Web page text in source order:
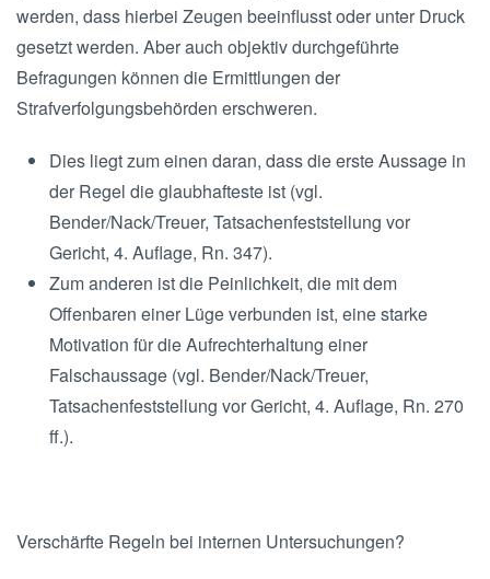
werden, dass hierbei Zeugen beeinflusst oder unter Druck
gesetzt werden. Aber auch objektiv durchgeführte
Befragungen können die Ermittlungen der
Strafverfolgungsbehörden erschweren.
Dies liegt zum einen daran, dass die erste Aussage in
der Regel die glaubhafteste ist (vgl.
Bender/Nack/Treuer, Tatsachenfeststellung vor
Gericht, 4. Auflage, Rn. 347).
Zum anderen ist die Peinlichkeit, die mit dem
Offenbaren einer Lüge verbunden ist, eine starke
Motivation für die Aufrechterhaltung einer
Falschaussage (vgl. Bender/Nack/Treuer,
Tatsachenfeststellung vor Gericht, 4. Auflage, Rn. 270
ff.).
Verschärfte Regeln bei internen Untersuchungen?